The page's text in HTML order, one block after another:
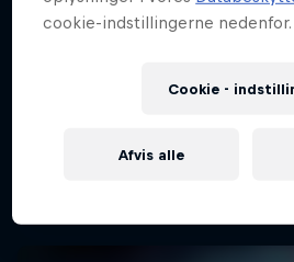
cookie-indstillingerne nedenfor.
Cookie -
Afvis alle